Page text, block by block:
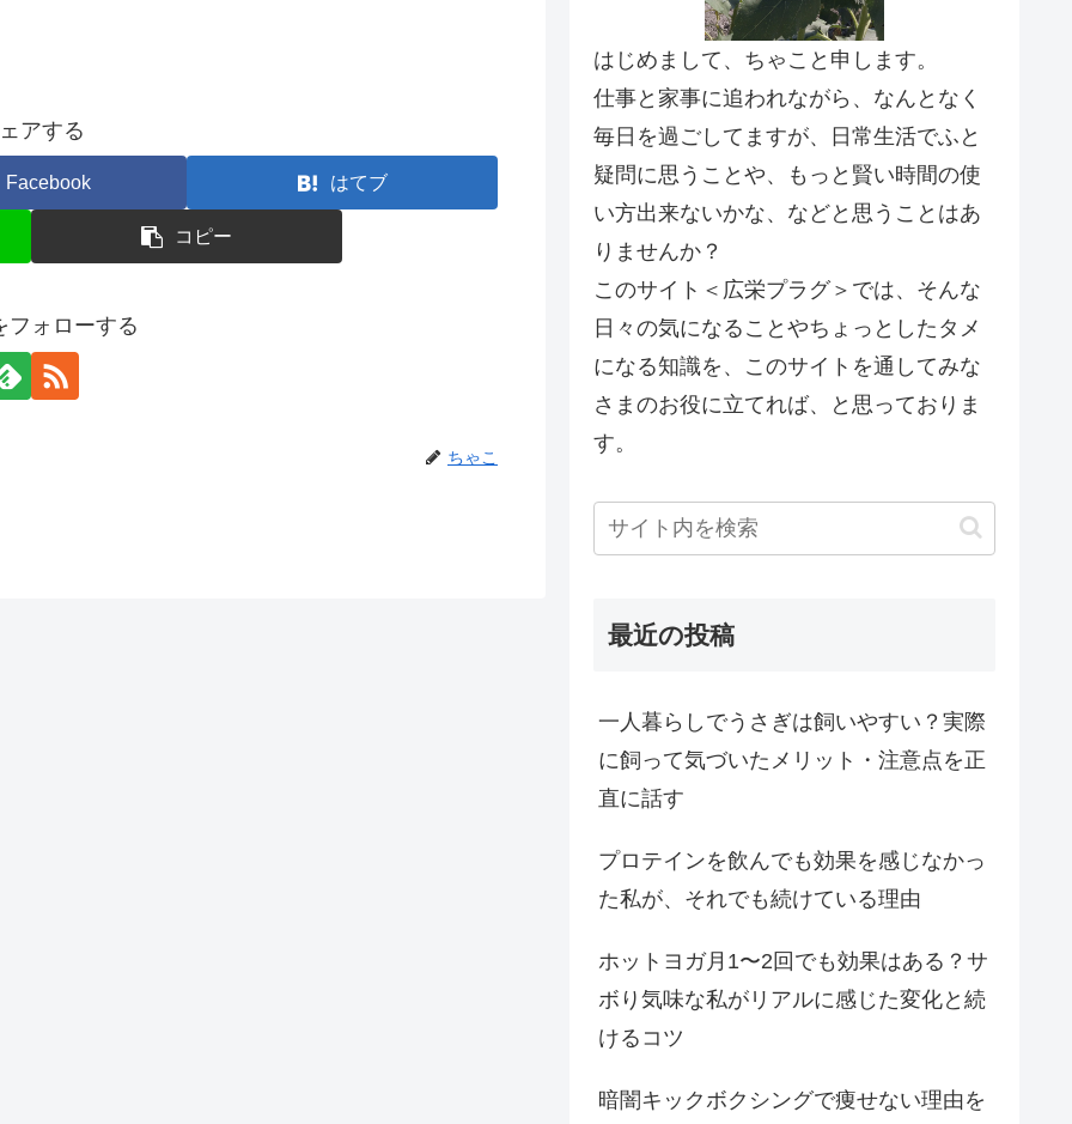
アする
Facebook はてブ
コピー
フォローする
ちゃこ
はじめまして、ちゃこと申します。
仕事と家事に追われながら、なんとなく
毎日を過ごしてますが、日常生活でふと
疑問に思うことや、もっと賢い時間の使
い方出来ないかな、などと思うことはあ
りませんか？
このサイト＜広栄プラグ＞では、そんな
日々の気になることやちょっとしたタメ
になる知識を、このサイトを通してみな
さまのお役に立てれば、と思っておりま
す。
最近の投稿
一人暮らしでうさぎは飼いやすい？実際
に飼って気づいたメリット・注意点を正
直に話す
プロテインを飲んでも効果を感じなかっ
た私が、それでも続けている理由
ホットヨガ月1〜2回でも効果はある？サ
ボり気味な私がリアルに感じた変化と続
けるコツ
暗闇キックボクシングで痩せない理由を